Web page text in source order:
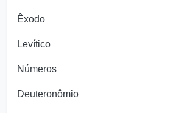
Êxodo
Levítico
Números
Deuteronômio